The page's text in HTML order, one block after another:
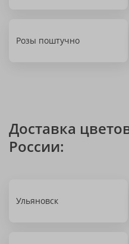
Розы поштучно
Доставка
России:
Ульяновск